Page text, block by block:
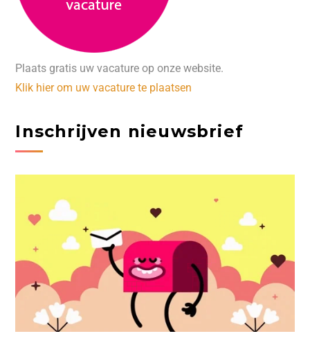
Plaats gratis uw vacature op onze website.
Klik hier om uw vacature te plaatsen
Inschrijven nieuwsbrief